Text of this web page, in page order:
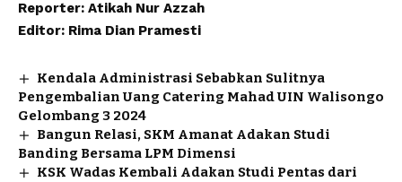
Reporter: Atikah Nur Azzah
Editor: Rima Dian Pramesti
Kendala Administrasi Sebabkan Sulitnya
Pengembalian Uang Catering Mahad UIN Walisongo
Gelombang 3 2024
Bangun Relasi, SKM Amanat Adakan Studi
Banding Bersama LPM Dimensi
KSK Wadas Kembali Adakan Studi Pentas dari